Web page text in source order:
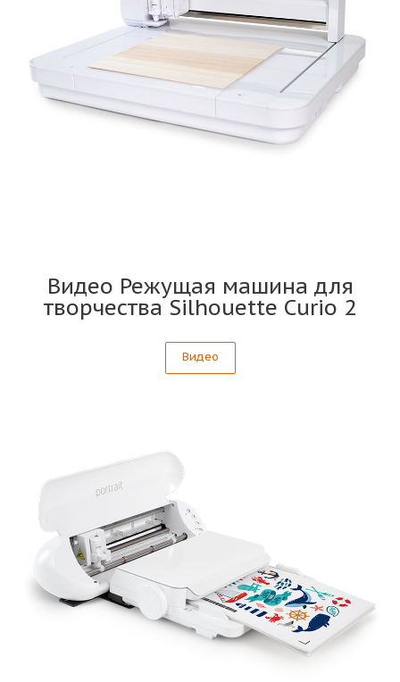
Видео Режущая машина для
творчества Silhouette Curio 2
Видео